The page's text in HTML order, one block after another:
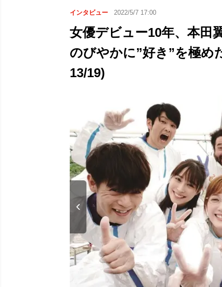
インタビュー 2022/5/7 17:00
女優デビュー10年、本田
のびやかに”好き”を極め
13/19)